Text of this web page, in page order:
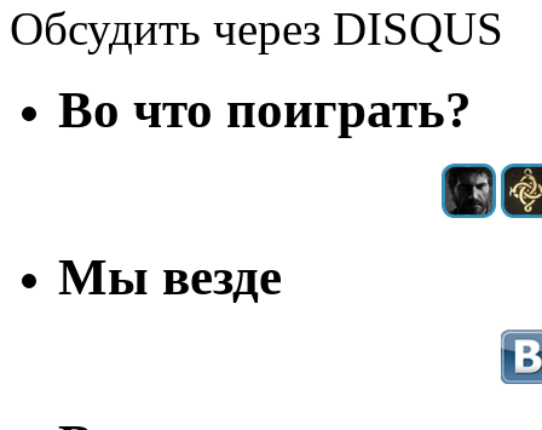
Обсудить через DISQUS
Во что поиграть?
Мы везде